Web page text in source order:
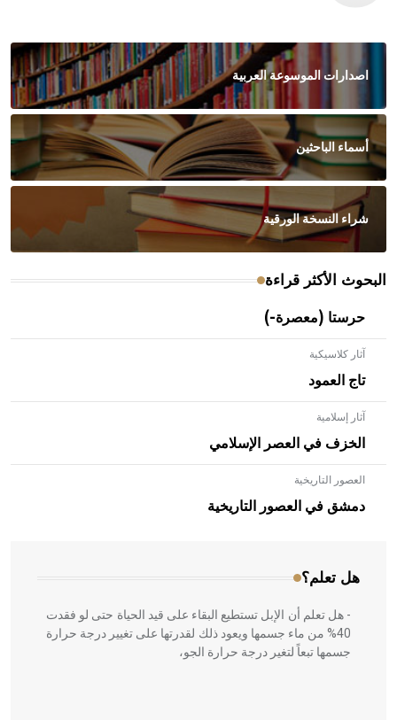
اصدارات الموسوعة العربية
أسماء الباحثين
شراء النسخة الورقية
البحوث الأكثر قراءة
حرستا (معصرة-)
آثار كلاسيكية
تاج العمود
آثار إسلامية
الخزف في العصر الإسلامي
العصور التاريخية
دمشق في العصور التاريخية
هل تعلم؟
- هل تعلم أن الأبلق نوع من الفنون الهندسية التي ارتبطت
بالعمارة الإسلامية في بلاد الشام ومصر خاصة، حيث يحرص
المعمار على بناء مداميكه وخاصة في الواجهات
- هل تعلم أن الإبل تستطيع البقاء على قيد الحياة حتى لو فقدت
40% من ماء جسمها ويعود ذلك لقدرتها على تغيير درجة حرارة
جسمها تبعاً لتغير درجة حرارة الجو،